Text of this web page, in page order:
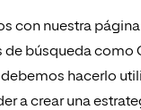
con nuestra
búsqueda como
hacerlo
a crear una